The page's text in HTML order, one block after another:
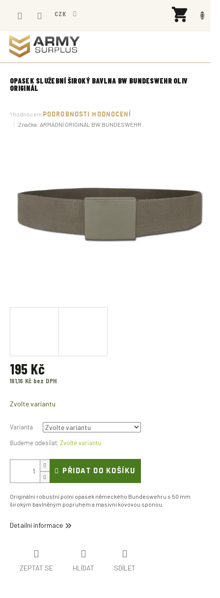
CZK
OPASEK SLUŽEBNÍ ŠIROKÝ BAVLNA BW BUNDESWEHR OLIV
ORIGINÁL
Průměrné
hodnocení
produktu
1 hodnocení PODROBNOSTI HODNOCENÍ
Značka: ARMÁDNÍ ORIGINÁL BW BUNDESWEHR
195 Kč
161,16 Kč bez DPH
cena:
Zvolte variantu
Varianta
Zvolte variantu
PŘIDAT DO KOŠÍKU
Originální robustní polní opasek německého Bundeswehru s 50 mm
širokým bavlněným popruhem a masivní kovovou sponou.
Detailní informace
ZEPTAT SE HLÍDAT SDÍLET